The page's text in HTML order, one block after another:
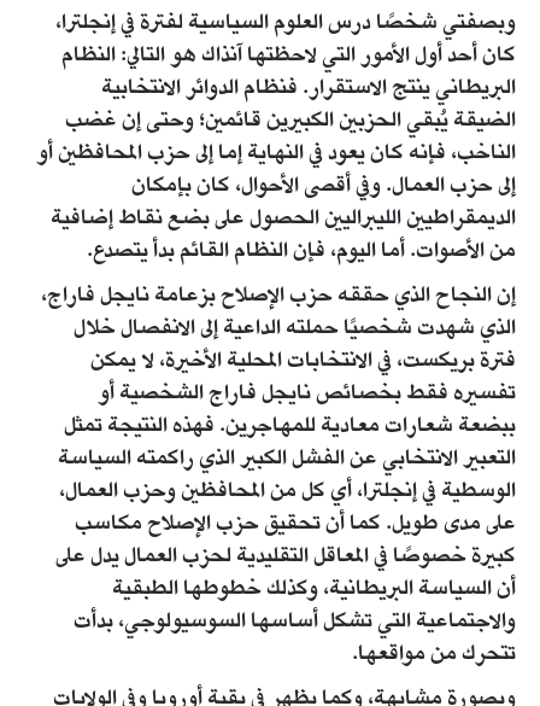
وبصفتي شخصًا درس العلوم السياسية لفترة في إنجلترا،
كان أحد أول الأمور التي لاحظتها آنذاك هو التالي: النظام
البريطاني ينتج الاستقرار. فنظام الدوائر الانتخابية
الضيقة يُبقي الحزبين الكبيرين قائمين؛ وحتى إن غضب
الناخب، فإنه كان يعود في النهاية إما إلى حزب المحافظين أو
إلى حزب العمال. وفي أقصى الأحوال، كان بإمكان
الديمقراطيين الليبراليين الحصول على بضع نقاط إضافية
من الأصوات. أما اليوم، فإن النظام القائم بدأ يتصدع.
إن النجاح الذي حققه حزب الإصلاح بزعامة نايجل فاراج،
الذي شهدت شخصيًا حملته الداعية إلى الانفصال خلال
فترة بريكست، في الانتخابات المحلية الأخيرة، لا يمكن
تفسيره فقط بخصائص نايجل فاراج الشخصية أو
ببضعة شعارات معادية للمهاجرين. فهذه النتيجة تمثل
التعبير الانتخابي عن الفشل الكبير الذي راكمته السياسة
الوسطية في إنجلترا، أي كل من المحافظين وحزب العمال،
على مدى طويل. كما أن تحقيق حزب الإصلاح مكاسب
كبيرة خصوصًا في المعاقل التقليدية لحزب العمال يدل على
أن السياسة البريطانية، وكذلك خطوطها الطبقية
والاجتماعية التي تشكل أساسها السوسيولوجي، بدأت
تتحرك من مواقعها.